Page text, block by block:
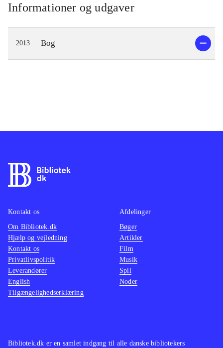
Informationer og udgaver
2013 Bog
Bibliotek.dk er en samlet indgang til alle danske bibliotekers
Kontakt os
Om Bibliotek.dk
Hjælp og vejledning
Kontakt os
Privatlivspolitik
Leverandører
English
Tilgængelighedserklæring
Afdelinger
Bøger
Artikler
Film
Musik
Spil
Noder